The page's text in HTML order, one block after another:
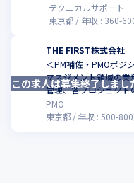
テクニカルサポート
東京都
年収 : 360-
THE FIRST株式会社
＜PM補佐・PMOポジ
マネジメント領域の
管理、各プロジェクト
せんか
PMO
東京都
年収 :500-800
この求人は募集終了しまし